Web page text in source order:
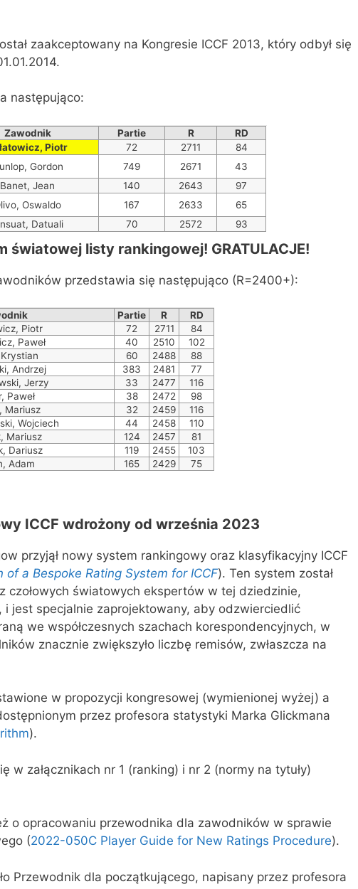
zaakceptowany na Kongresie ICCF 2013, który odbył się
następująco:
Zawodnik Partie R
RD
Piotr 72 2711
84
Gordon 749 2671
43
Banet, Jean 140 2643
97
Oswaldo 167 2633
65
Datuali 70 2572 93
światowej listy rankingowej! GRATULACJE!
przedstawia się następująco (R=2400+):
Partie R
RD
Piotr 72 2711
84
Paweł 40 2510
102
60 2488
88
Andrzej 383 2481
77
Jerzy 33 2477
116
Paweł 38 2472
98
Mariusz 32 2459
116
Wojciech 44 2458
110
Mariusz 124 2457
81
Dariusz 119 2455
103
Adam 165 2429 75
ICCF wdrożony od września 2023
przyjął nowy system rankingowy oraz klasyfikacyjny ICCF
a Bespoke Rating System for ICCF). Ten system został
czołowych światowych ekspertów w tej dziedzinie,
i jest specjalnie zaprojektowany, aby odzwierciedlić
we współczesnych szachach korespondencyjnych, w
znacznie zwiększyło liczbę remisów, zwłaszcza na
w propozycji kongresowej (wymienionej wyżej) a
przez profesora statystyki Marka Glickmana
).
w załącznikach nr 1 (ranking) i nr 2 (normy na tytuły)
o opracowaniu przewodnika dla zawodników w sprawie
(2022-050C Player Guide for New Ratings Procedure).
Przewodnik dla początkującego, napisany przez profesora